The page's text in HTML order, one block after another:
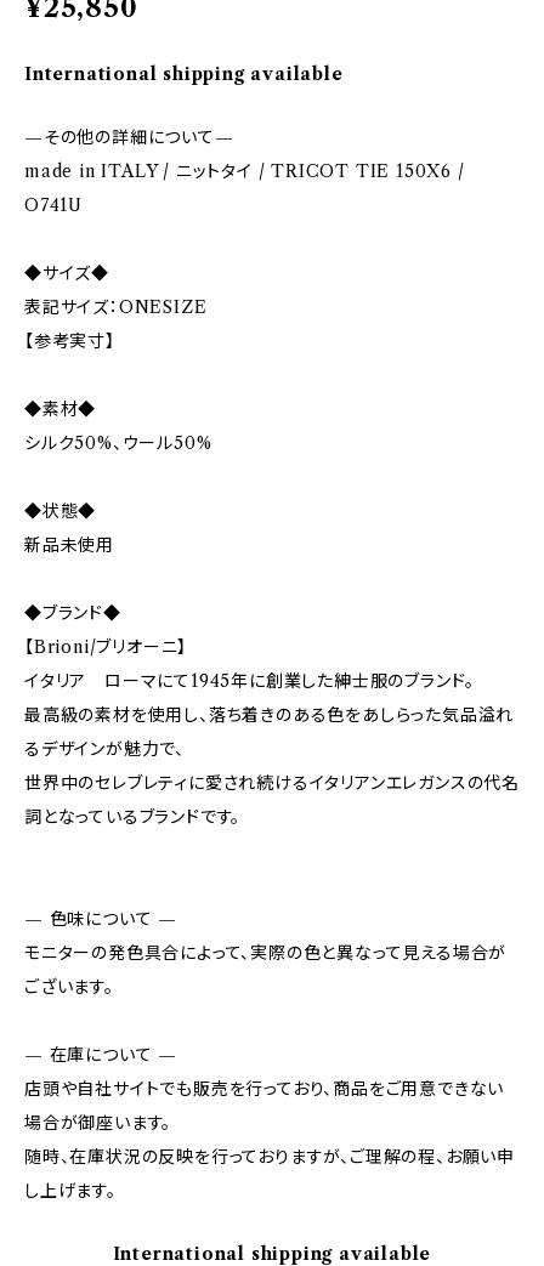
¥25,850
International shipping available
—その他の詳細について—
made in ITALY / ニットタイ / TRICOT TIE 150X6 /
O741U
◆サイズ◆
表記サイズ：ONESIZE
【参考実寸】
◆素材◆
シルク50%、ウール50%
◆状態◆
新品未使用
◆ブランド◆
【Brioni/ブリオーニ】
イタリア ローマにて1945年に創業した紳士服のブランド。
最高級の素材を使用し、落ち着きのある色をあしらった気品溢れ
るデザインが魅力で、
世界中のセレブレティに愛され続けるイタリアンエレガンスの代名
詞となっているブランドです。
— 色味について —
モニターの発色具合によって、実際の色と異なって見える場合が
ございます。
— 在庫について —
店頭や自社サイトでも販売を行っており、商品をご用意できない
場合が御座います。
随時、在庫状況の反映を行っておりますが、ご理解の程、お願い申
し上げます。
International shipping available